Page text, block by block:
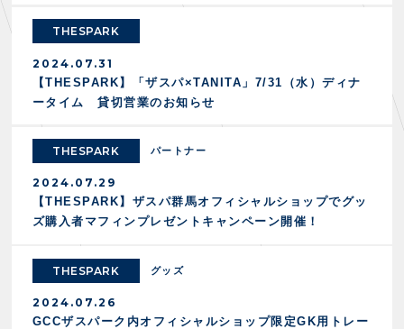
Thesparkについて
THESPARK
2024.07.31
【THESPARK】「ザスパ×TANITA」7/31（水）ディナ
ータイム 貸切営業のお知らせ
THESPARK パートナー
2024.07.29
【THESPARK】ザスパ群馬オフィシャルショップでグッ
ズ購入者マフィンプレゼントキャンペーン開催！
THESPARK グッズ
2024.07.26
GCCザスパーク内オフィシャルショップ限定GK用トレー